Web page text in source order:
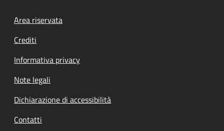
Footer menu
Area riservata
Crediti
Informativa privacy
Note legali
Dichiarazione di accessibilità
Contatti